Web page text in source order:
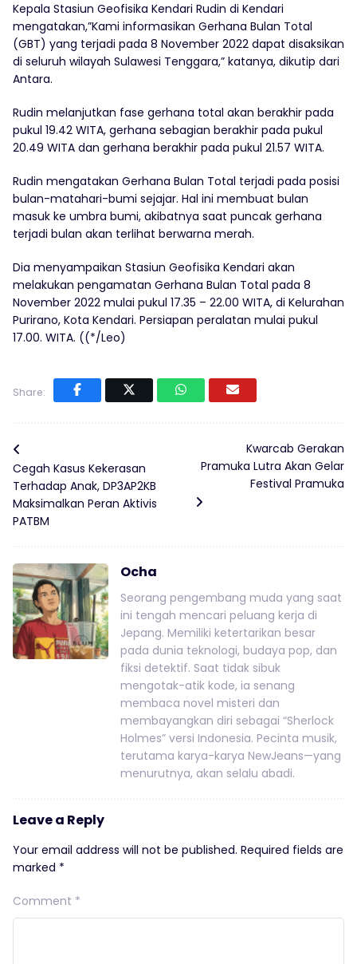
Kepala Stasiun Geofisika Kendari Rudin di Kendari
mengatakan,”Kami informasikan Gerhana Bulan Total
(GBT) yang terjadi pada 8 November 2022 dapat disaksikan
di seluruh wilayah Sulawesi Tenggara,” katanya, dikutip dari
Antara.
Rudin melanjutkan fase gerhana total akan berakhir pada
pukul 19.42 WITA, gerhana sebagian berakhir pada pukul
20.49 WITA dan gerhana berakhir pada pukul 21.57 WITA.
Rudin mengatakan Gerhana Bulan Total terjadi pada posisi
bulan-matahari-bumi sejajar. Hal ini membuat bulan
masuk ke umbra bumi, akibatnya saat puncak gerhana
terjadi bulan akan terlihat berwarna merah.
Dia menyampaikan Stasiun Geofisika Kendari akan
melakukan pengamatan Gerhana Bulan Total pada 8
November 2022 mulai pukul 17.35 – 22.00 WITA, di Kelurahan
Purirano, Kota Kendari. Persiapan peralatan mulai pukul
17.00. WITA. ((*/Leo)
Share:
Cegah Kasus Kekerasan
Terhadap Anak, DP3AP2KB
Maksimalkan Peran Aktivis
PATBM
Kwarcab Gerakan
Pramuka Lutra Akan Gelar
Festival Pramuka
Ocha
Seorang pengembang muda yang saat
ini tengah mencari peluang kerja di
Jepang. Memiliki ketertarikan besar
pada dunia teknologi, budaya pop, dan
fiksi detektif. Saat tidak sibuk
mengotak-atik kode, ia senang
membaca novel misteri dan
membayangkan diri sebagai “Sherlock
Holmes” versi Indonesia. Pecinta musik,
terutama karya-karya NewJeans—yang
menurutnya, akan selalu abadi.
Leave a Reply
Your email address will not be published. Required fields are
marked *
Comment *